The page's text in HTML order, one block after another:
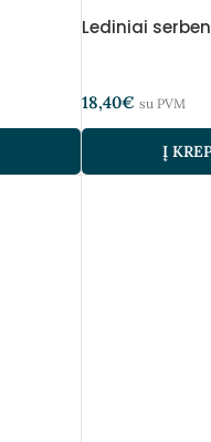
Lediniai
18,40€ su PVM
Į